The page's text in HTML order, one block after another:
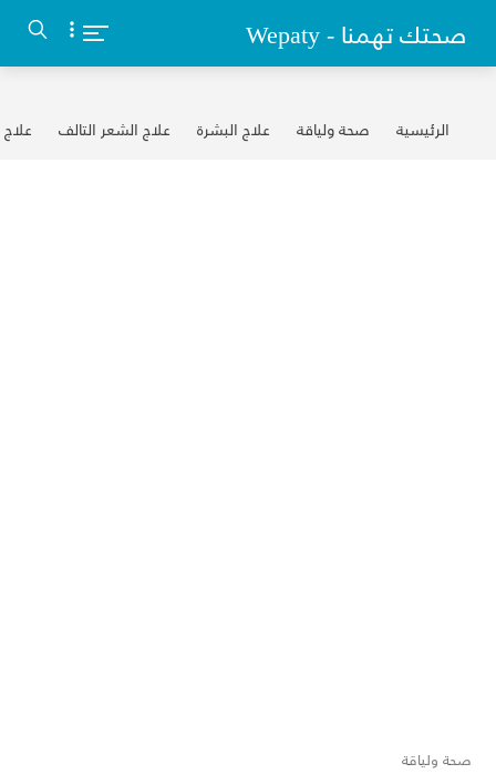
Wepaty - صحتك تهمنا
الرئيسية صحة ولياقة علاج البشرة علاج الشعر التالف
صحة ولياقة